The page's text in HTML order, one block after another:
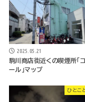
2025.05.21
駒川商店街近くの喫煙所「
ール」マップ
ひとこ